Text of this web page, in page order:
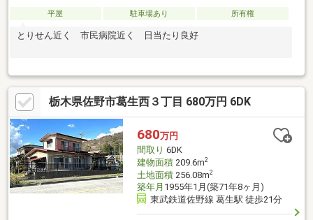
平屋 駐車場あり 所有権
とりせん近く 市民病院近く 日当たり良好
栃木県佐野市葛生西３丁目 680万円 6DK
680万円
間取り 6DK
建物面積209.6m2
土地面積256.08m2
築年月 1955年1月(築71年8ヶ月)
東武鉄道佐野線 葛生駅 徒歩21分